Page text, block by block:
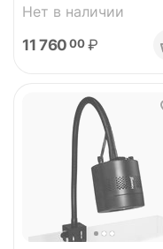
Нет в наличии
11 760 00 ₽